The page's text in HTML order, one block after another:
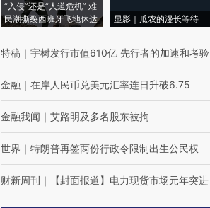
“入侵”还是“人道危机” 难
民潮撕裂西班牙飞地休达
显影｜瓜农的漫长等待
特稿 ｜ 宇树发行市值610亿 先行者的加速和考验
金融 ｜ 在岸人民币兑美元汇率连日升破6.75
金融我闻 ｜ 艾路明及多名股东被拘
世界 ｜ 特朗普再签两份行政令限制出生公民权
财新周刊 ｜ 【封面报道】电力现货市场元年突进